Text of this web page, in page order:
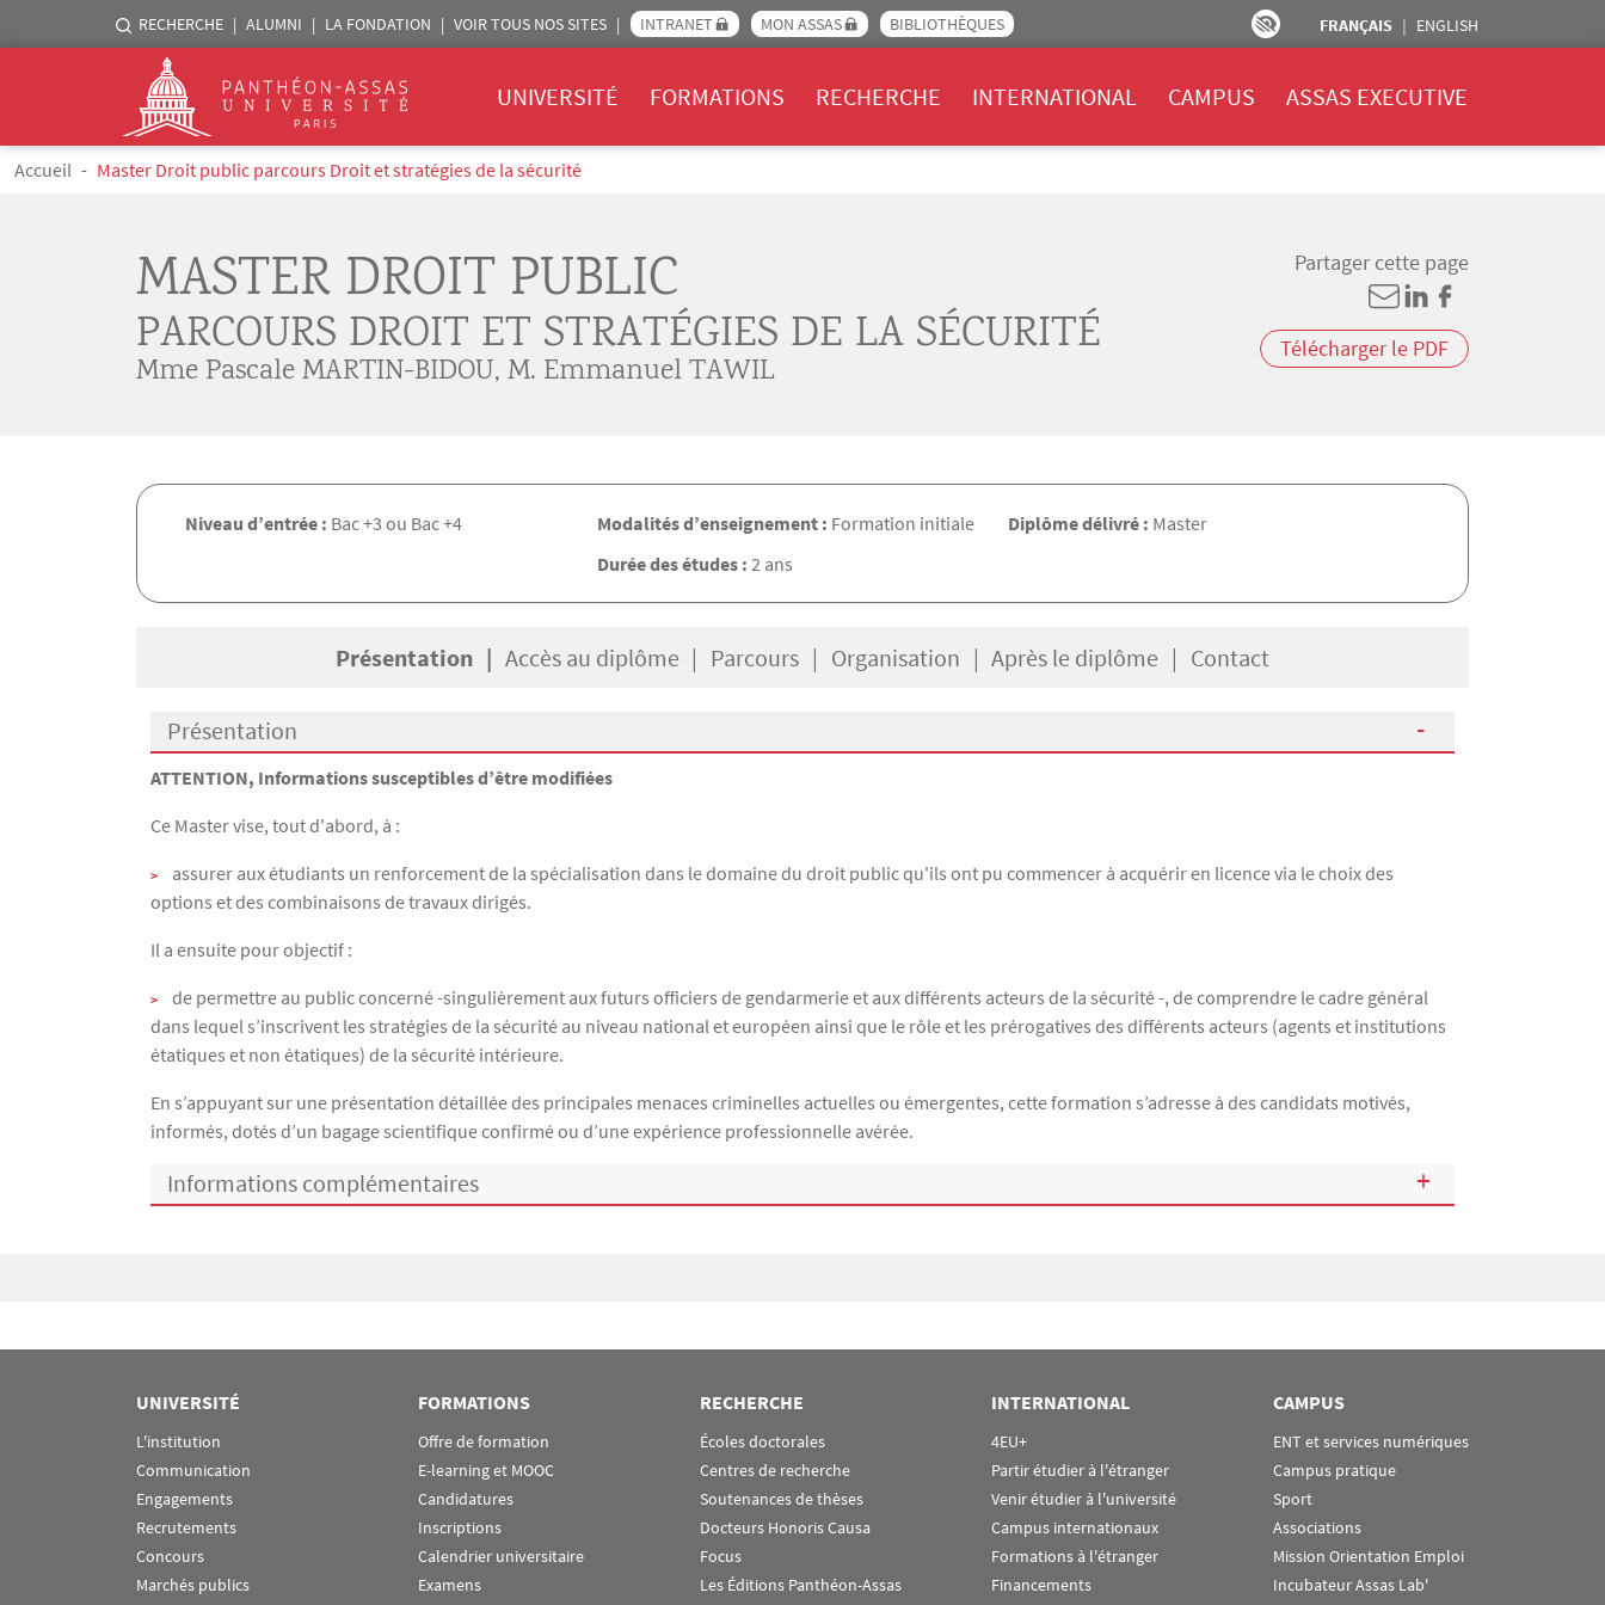
Aller au contenu principal
Menu liste sites Assas
RECHERCHE ALUMNI LA FONDATION VOIR TOUS NOS SITES INTRANET MON ASSAS BIBLIOTHÈQUES FRANÇAIS ENGLISH
Logo
UNIVERSITÉ FORMATIONS RECHERCHE INTERNATIONAL CAMPUS ASSAS EXECUTIVE
Fil d'Ariane
Accueil Master Droit public parcours Droit et stratégies de la sécurité
MASTER DROIT PUBLIC
PARCOURS DROIT ET STRATÉGIES DE LA SÉCURITÉ
Mme Pascale MARTIN-BIDOU, M. Emmanuel TAWIL
Partager cette page
Télécharger le PDF
Niveau d’entrée : Bac +3 ou Bac +4 Modalités d’enseignement : Formation initiale
Durée des études : 2 ans
Diplôme délivré : Master
Présentation Accès au diplôme Parcours Organisation Après le diplôme Contact
Présentation
Présentation
ATTENTION, Informations susceptibles d’être modifiées
Ce Master vise, tout d'abord, à :
assurer aux étudiants un renforcement de la spécialisation dans le domaine du droit public qu'ils ont pu commencer à acquérir en licence via le choix des
options et des combinaisons de travaux dirigés.
Il a ensuite pour objectif :
de permettre au public concerné -singulièrement aux futurs officiers de gendarmerie et aux différents acteurs de la sécurité -, de comprendre le cadre général
dans lequel s’inscrivent les stratégies de la sécurité au niveau national et européen ainsi que le rôle et les prérogatives des différents acteurs (agents et institutions
étatiques et non étatiques) de la sécurité intérieure.
En s’appuyant sur une présentation détaillée des principales menaces criminelles actuelles ou émergentes, cette formation s’adresse à des candidats motivés,
informés, dotés d’un bagage scientifique confirmé ou d’une expérience professionnelle avérée.
Informations complémentaires
UNIVERSITÉ
L'institution
Communication
Engagements
Recrutements
Concours
Marchés publics
FORMATIONS
Offre de formation
E-learning et MOOC
Candidatures
Inscriptions
Calendrier universitaire
Examens
RECHERCHE
Écoles doctorales
Centres de recherche
Soutenances de thèses
Docteurs Honoris Causa
Focus
Les Éditions Panthéon-Assas
INTERNATIONAL
4EU+
Partir étudier à l'étranger
Venir étudier à l'université
Campus internationaux
Formations à l'étranger
Financements
CAMPUS
ENT et services numériques
Campus pratique
Sport
Associations
Mission Orientation Emploi
Incubateur Assas Lab'